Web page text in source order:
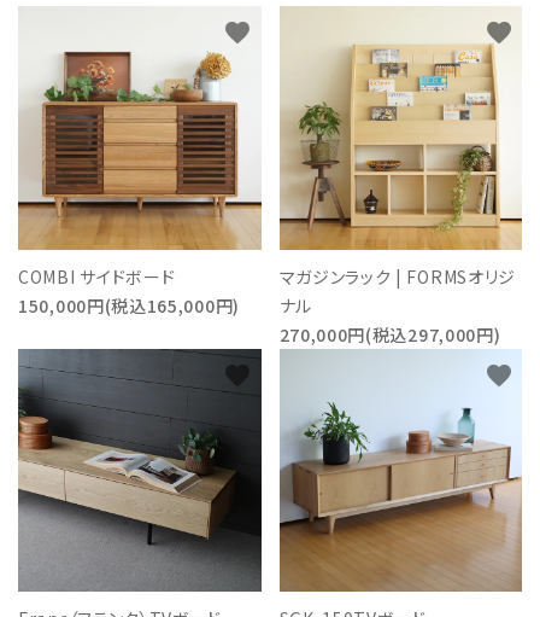
COMBI サイドボード
150,000円(税込165,000円)
favorite
マガジンラック | FORMSオリジ
ナル
270,000円(税込297,000円)
favorite
favorite favorite